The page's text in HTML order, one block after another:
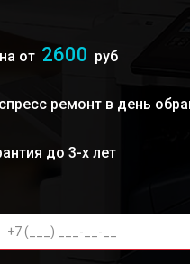
от 2600 руб
ремонт в день
до 3-х лет